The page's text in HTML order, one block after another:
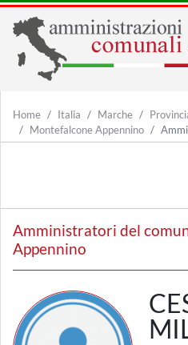
Home Italia Marche
Montefalcone Appennino
Amministratori del
Appennino